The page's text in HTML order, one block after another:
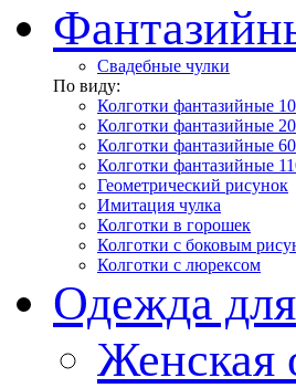
Свадебные чулки
По виду:
Колготки фантазийные
Колготки фантазийные
Колготки фантазийные
Колготки фантазийные
Геометрический рисунок
Имитация чулка
Колготки в горошек
Колготки с боковым
Колготки с люрексом
Одежда
Женская